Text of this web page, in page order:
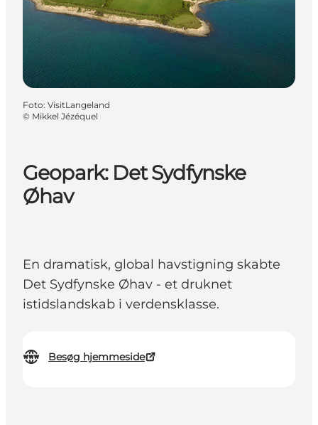
Geopark: Det Sydfynske
Øhav
En dramatisk, global havstigning skabte
Det Sydfynske Øhav - et druknet
istidslandskab i verdensklasse.
Besøg hjemmeside
Foto: VisitLangeland
© Mikkel Jézéquel